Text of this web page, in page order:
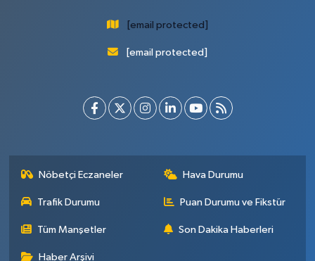
[email protected]
[email protected]
Nöbetçi Eczaneler Hava Durumu
Trafik Durumu Puan Durumu ve Fikstür
Tüm Manşetler Son Dakika Haberleri
Haber Arşivi